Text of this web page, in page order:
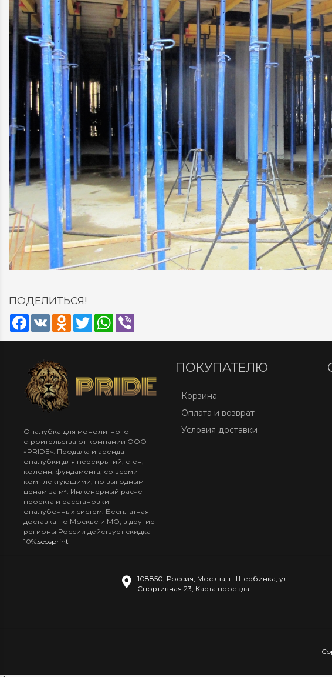
ПОДЕЛИТЬСЯ!
Facebook
VK Odnoklassniki
TwitterWhatsApp
Опалубка для монолитного
строительства от компании ООО
«PRIDE». Продажа и аренда
опалубки для перекрытий, стен,
колонн, фундамента, со всеми
комплектующими, по выгодным
ценам за м². Инженерный расчет
проекта и расстановки
опалубочных систем. Бесплатная
доставка по Москве и МО, в другие
регионы России действует скидка
10%.seosprint
ПОКУПАТЕЛЮ
Корзина
Оплата и возврат
Условия доставки
108850, Россия, Москва, г. Щербинка, ул.
Спортивная 23, Карта проезда